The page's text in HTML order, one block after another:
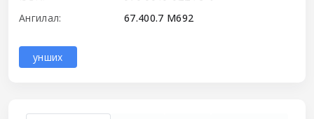
Ангилал:
67.400.7 М692
унших